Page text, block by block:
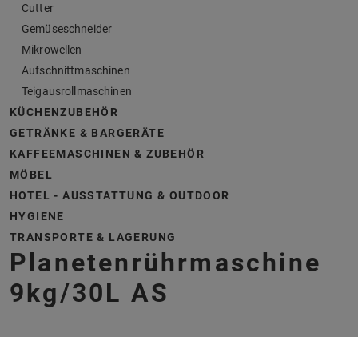
Cutter
Gemüseschneider
Mikrowellen
Aufschnittmaschinen
Teigausrollmaschinen
KÜCHENZUBEHÖR
GETRÄNKE & BARGERÄTE
KAFFEEMASCHINEN & ZUBEHÖR
MÖBEL
HOTEL - AUSSTATTUNG & OUTDOOR
HYGIENE
TRANSPORTE & LAGERUNG
Planetenrührmaschine
9kg/30L AS